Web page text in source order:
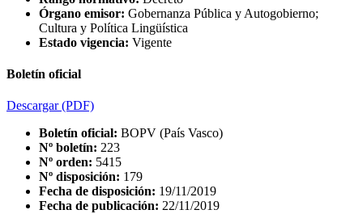
Órgano emisor: Gobernanza Pública y Autogobierno;
Cultura y Política Lingüística
Estado vigencia: Vigente
Boletín oficial
Descargar(PDF)
Boletín oficial: BOPV (País Vasco)
Nº boletín: 223
Nº orden: 5415
Nº disposición: 179
Fecha de disposición: 19/11/2019
Fecha de publicación: 22/11/2019